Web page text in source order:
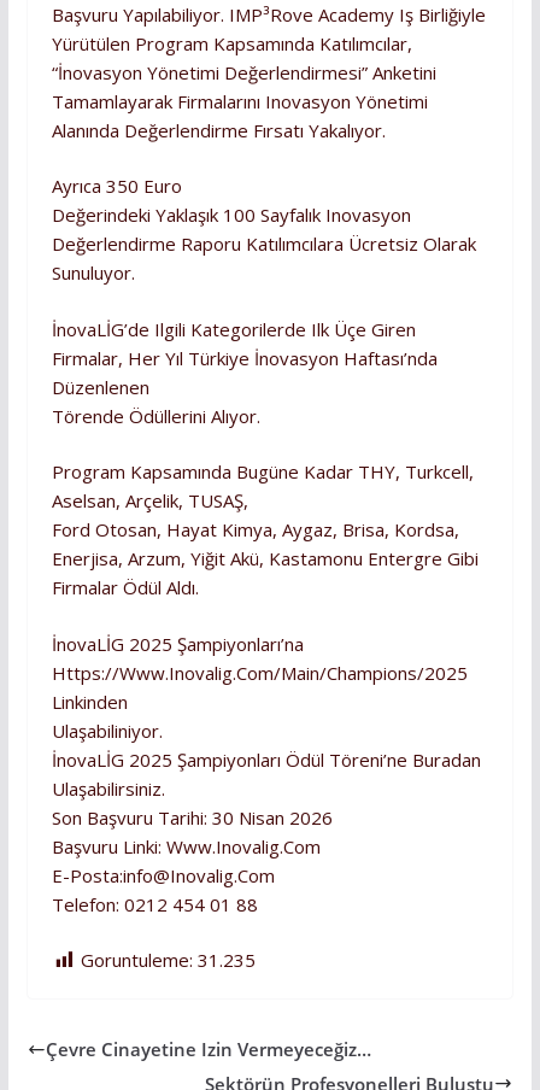
Başvuru Yapılabiliyor. IMP³rove Academy Iş Birliğiyle
Yürütülen Program Kapsamında Katılımcılar,
“İnovasyon Yönetimi Değerlendirmesi” Anketini
Tamamlayarak Firmalarını Inovasyon Yönetimi
Alanında Değerlendirme Fırsatı Yakalıyor.
Ayrıca 350 Euro
Değerindeki Yaklaşık 100 Sayfalık Inovasyon
Değerlendirme Raporu Katılımcılara Ücretsiz Olarak
Sunuluyor.
İnovaLİG’de Ilgili Kategorilerde Ilk Üçe Giren
Firmalar, Her Yıl Türkiye İnovasyon Haftası’nda
Düzenlenen
Törende Ödüllerini Alıyor.
Program Kapsamında Bugüne Kadar THY, Turkcell,
Aselsan, Arçelik, TUSAŞ,
Ford Otosan, Hayat Kimya, Aygaz, Brisa, Kordsa,
Enerjisa, Arzum, Yiğit Akü, Kastamonu Entergre Gibi
Firmalar Ödül Aldı.
İnovaLİG 2025 Şampiyonları’na
Https://www.inovalig.com/Main/Champions/2025
Linkinden
Ulaşabiliniyor.
İnovaLİG 2025 Şampiyonları Ödül Töreni’ne Buradan
Ulaşabilirsiniz.
Son Başvuru Tarihi: 30 Nisan 2026
Başvuru Linki: Www.inovalig.com
E-Posta:info@inovalig.com
Telefon: 0212 454 01 88
Goruntuleme: 31.235
Çevre Cinayetine Izin Vermeyeceğiz…
Sektörün Profesyonelleri Buluştu